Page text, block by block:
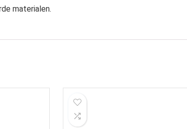
materialen.